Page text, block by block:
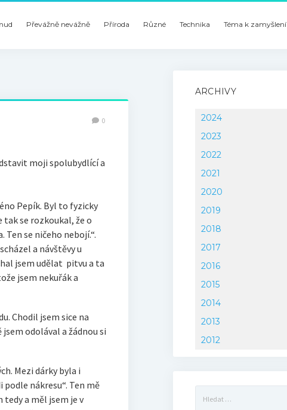
Převážně nevážně Příroda Různé Technika Téma k zamyšlení
0
moji spolubydlící a
Pepík. Byl to fyzicky
tak se rozkoukal, že o
Ten se ničeho nebojí.“.
a návštěvy u
jsem udělat pitvu a ta
jsem nekuřák a
Chodil jsem sice na
odolával a žádnou si
Mezi dárky byla i
nákresu“. Ten mě
tedy a měl jsem je v
ARCHIVY
2024
2023
2022
2021
2020
2019
2018
2017
2016
2015
2014
2013
2012